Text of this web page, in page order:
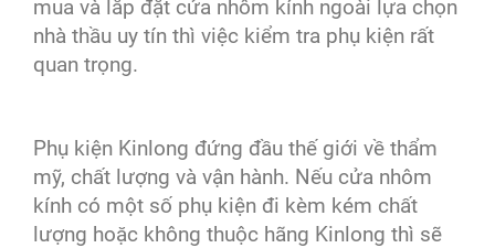
mua và lắp đặt cửa nhôm kính ngoài lựa chọn
nhà thầu uy tín thì việc kiểm tra phụ kiện rất
quan trọng.
Phụ kiện Kinlong đứng đầu thế giới về thẩm
mỹ, chất lượng và vận hành. Nếu cửa nhôm
kính có một số phụ kiện đi kèm kém chất
lượng hoặc không thuộc hãng Kinlong thì sẽ